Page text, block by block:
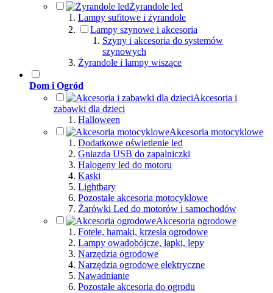
Żyrandole led
Lampy sufitowe i żyrandole
Lampy szynowe i akcesoria
Szyny i akcesoria do systemów
szynowych
Żyrandole i lampy wiszące
Dom i Ogród
Akcesoria i
zabawki dla dzieci
Halloween
Akcesoria motocyklowe
Dodatkowe oświetlenie led
Gniazda USB do zapalniczki
Halogeny led do motoru
Kaski
Lightbary
Pozostałe akcesoria motocyklowe
Żarówki Led do motorów i samochodów
Akcesoria ogrodowe
Fotele, hamaki, krzesła ogrodowe
Lampy owadobójcze, łapki, lepy
Narzędzia ogrodowe
Narzędzia ogrodowe elektryczne
Nawadnianie
Pozostałe akcesoria do ogrodu